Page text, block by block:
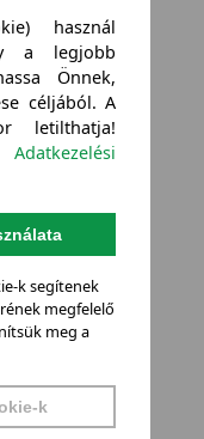
használ
a legjobb
Önnek,
céljából. A
letilthatja!
Adatkezelési
k segítenek
megfelelő
meg a
k